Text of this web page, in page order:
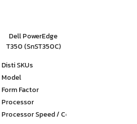
Dell PowerEdge
T350 (SnST350C)
Disti SKUs
Model
Form Factor
Processor
Processor Speed / Core